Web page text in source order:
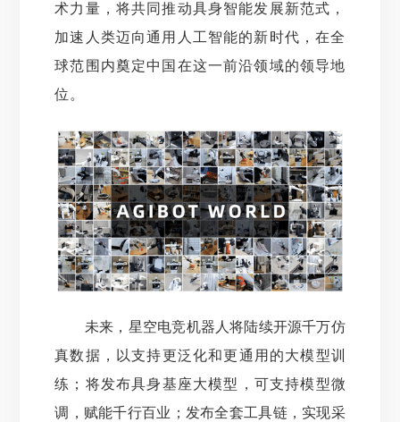
术力量，将共同推动具身智能发展新范式，
加速人类迈向通用人工智能的新时代，在全
球范围内奠定中国在这一前沿领域的领导地
位。
未来，星空电竞机器人将陆续开源千万仿
真数据，以支持更泛化和更通用的大模型训
练；将发布具身基座大模型，可支持模型微
调，赋能千行百业；发布全套工具链，实现采